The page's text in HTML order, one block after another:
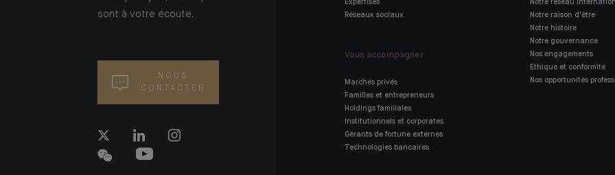
sont à votre écoute.
NOUS
CONTACTER
Expertises
Réseaux sociaux
Vous accompagner
Marchés privés
Familles et entrepreneurs
Holdings familiales
Institutionnels et corporates
Gérants de fortune externes
Technologies bancaires
Notre réseau
Notre raison d'être
Notre histoire
Notre gouvernance
Nos engagements
Ethique et conformité
Nos opportunités